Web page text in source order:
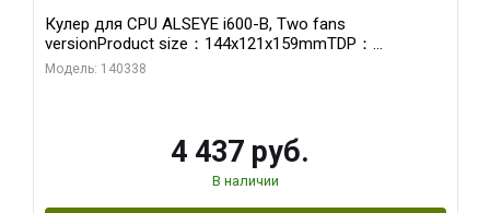
Кулер для CPU ALSEYE i600-B, Two fans
versionProduct size：144x121x159mmTDP：
270WSoldering technology CD textureApplication:Intel：
Модель: 140338
4 437 руб.
В наличии